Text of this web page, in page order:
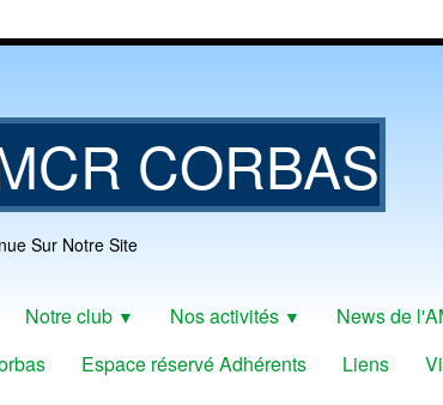
CORBAS
Sur Notre Site
Notre club ▼ Nos activités ▼ News de
Espace réservé Adhérents Liens